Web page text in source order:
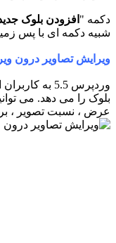
دکمه " افزودن بلوک
شبیه دکمه ای با پس
ویرایش تصاویر درون
وردپرس 5.5
بلوک را می دهد. می
عرض ، نسبت تصویر ،